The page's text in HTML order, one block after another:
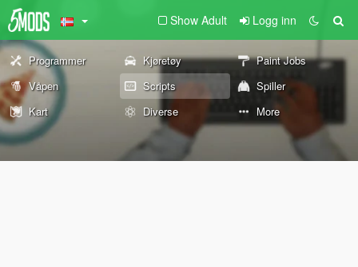
Show Adult Logg inn
Programmer Kjøretøy
Paint Jobs
Våpen
Scripts
Spiller
Kart
Diverse More